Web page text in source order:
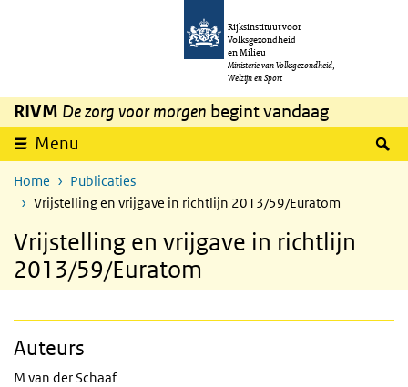
Overslaan en naar de inhoud gaan
Rijksinstituut voor
Volksgezondheid
en Milieu
Ministerie van Volksgezondheid,
Welzijn en Sport
RIVM De zorg voor morgen begint vandaag
Menu
Home
Publicaties
Vrijstelling en vrijgave in richtlijn 2013/59/Euratom
Vrijstelling en vrijgave in richtlijn
2013/59/Euratom
Auteurs
M van der Schaaf